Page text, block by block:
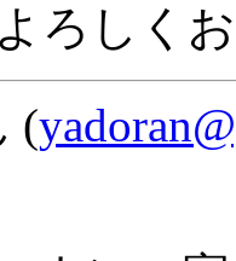
ろしく
(